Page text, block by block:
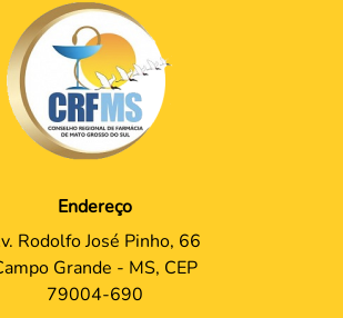
Endereço
Rodolfo José Pinho, 66
Grande - MS, CEP
79004-690